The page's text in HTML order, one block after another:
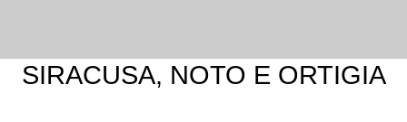
SIRACUSA, NOTO E ORTIGIA